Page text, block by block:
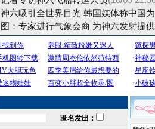
神六吸引全世界目光 韩国媒体称中国
图：专家进行气象会商 为神六发射提
匿名发出：